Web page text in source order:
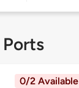
0/2 Available